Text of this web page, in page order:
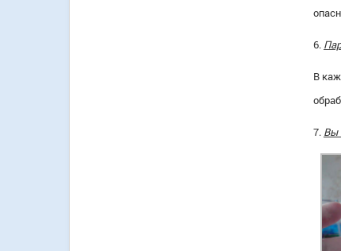
6.
В
7. Вы